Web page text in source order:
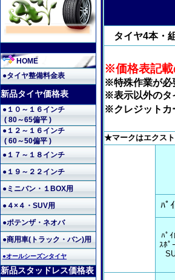
HOME
●タイヤ整備料金表
新品タイヤ価格表
●１０～１６インチ
( 80～65偏平 )
●１２～１６インチ
( 60～50偏平 )
●１７～１８インチ
●１９～２２インチ
●ミニバン・１BOX用
●４×４・SUV用
●ポテンザ・ネオバ
●商用車(トラック・バン)用
●オールシーズンタイヤ
新品スタッドレス価格表
タイヤ4本・
※価格表記載
※特殊作業が必
※表示以外のタ
※クレジットカ
★マークはエクスト
ﾊﾟ
ﾊﾟ
ｽﾎﾟ